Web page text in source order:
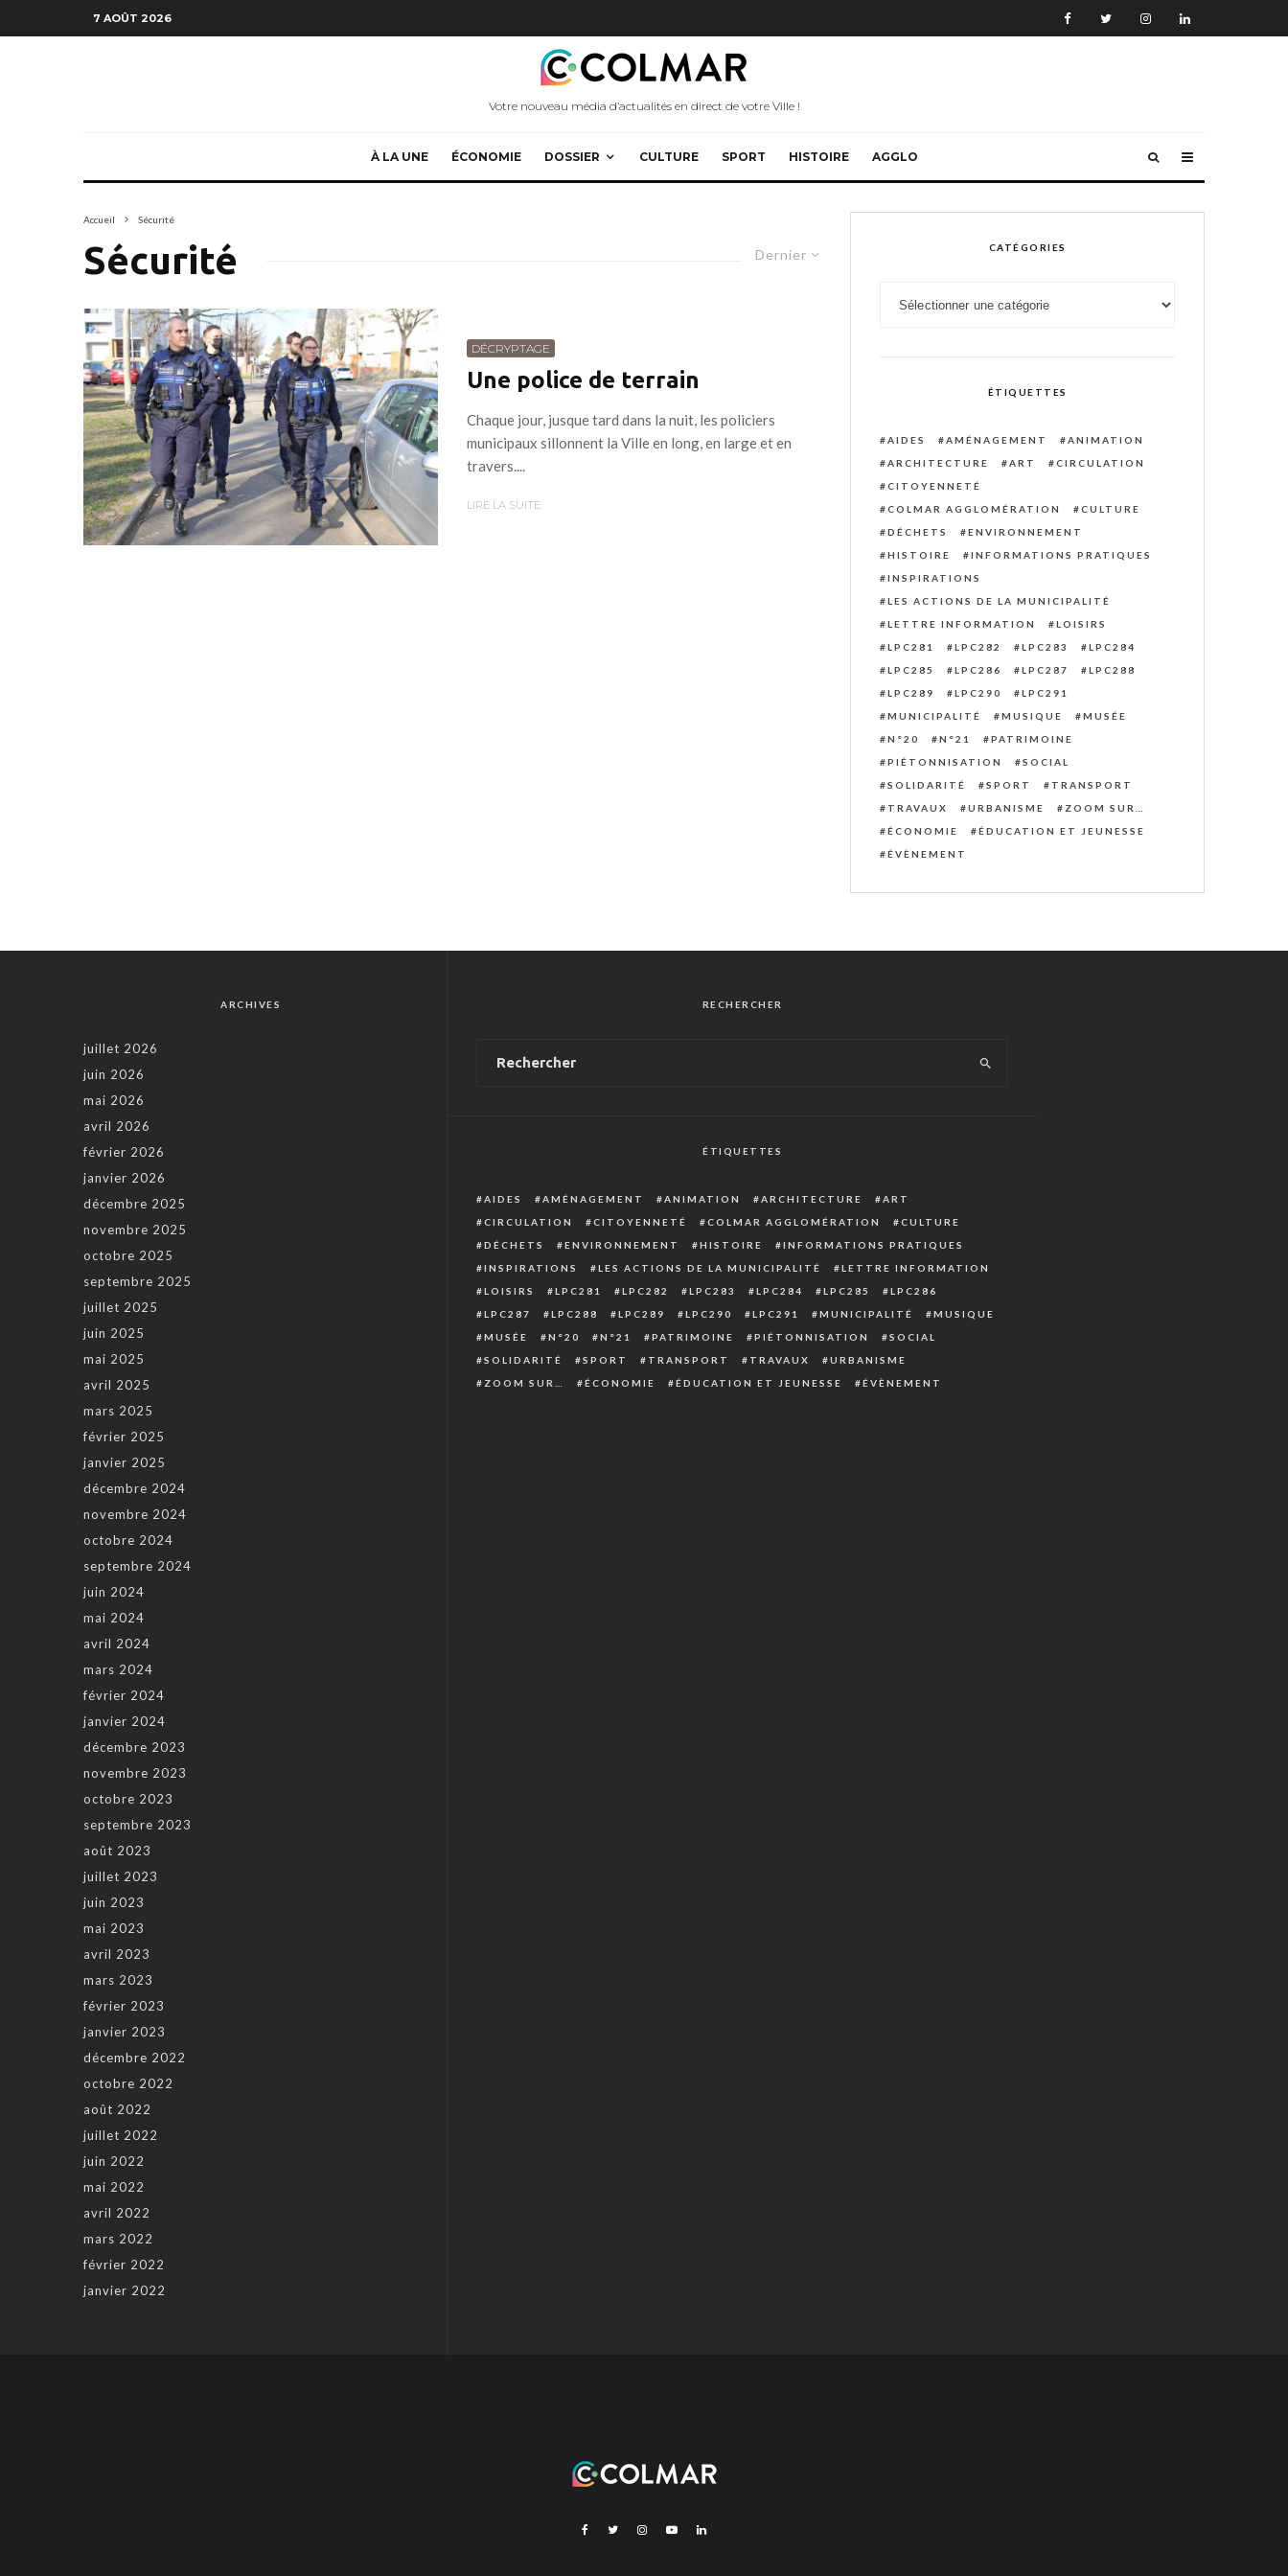
7 AOÛT 2026
Votre nouveau média d’actualités en direct de votre Ville !
À LA UNE ÉCONOMIE DOSSIER CULTURE SPORT HISTOIRE AGGLO
Accueil Sécurité
Dernier
Sécurité
DÉCRYPTAGE
Une police de terrain
Chaque jour, jusque tard dans la nuit, les policiers
municipaux sillonnent la Ville en long, en large et en
travers....
LIRE LA SUITE
CATÉGORIES
ÉTIQUETTES
AIDES AMÉNAGEMENT
ANIMATION
ARCHITECTURE
ART
CIRCULATION
CITOYENNETÉ
COLMAR AGGLOMÉRATION
CULTURE
DÉCHETS
ENVIRONNEMENT
HISTOIRE
INFORMATIONS PRATIQUES
INSPIRATIONS
LES ACTIONS DE LA MUNICIPALITÉ
LETTRE INFORMATION
LOISIRS
LPC281
LPC282 LPC283
LPC284
LPC285
LPC286 LPC287
LPC288
LPC289
LPC290
LPC291
MUNICIPALITÉ
MUSIQUE
MUSÉE
N°20
N°21
PATRIMOINE
PIÉTONNISATION
SOCIAL
SOLIDARITÉ
SPORT
TRANSPORT
TRAVAUX
URBANISME
ZOOM SUR…
ÉCONOMIE
ÉDUCATION ET JEUNESSE
ÉVÈNEMENT
ARCHIVES
juillet 2026
juin 2026
mai 2026
avril 2026
février 2026
janvier 2026
décembre 2025
novembre 2025
octobre 2025
septembre 2025
juillet 2025
juin 2025
mai 2025
avril 2025
mars 2025
février 2025
janvier 2025
décembre 2024
novembre 2024
octobre 2024
septembre 2024
juin 2024
mai 2024
avril 2024
mars 2024
février 2024
janvier 2024
décembre 2023
novembre 2023
octobre 2023
septembre 2023
août 2023
juillet 2023
juin 2023
mai 2023
avril 2023
mars 2023
février 2023
janvier 2023
décembre 2022
octobre 2022
août 2022
juillet 2022
juin 2022
mai 2022
avril 2022
mars 2022
février 2022
janvier 2022
RECHERCHER
ÉTIQUETTES
AIDES AMÉNAGEMENT ANIMATION ARCHITECTURE
ART
CIRCULATION
CITOYENNETÉ COLMAR AGGLOMÉRATION
CULTURE
DÉCHETS
ENVIRONNEMENT HISTOIRE
INFORMATIONS PRATIQUES
INSPIRATIONS
LES ACTIONS DE LA MUNICIPALITÉ
LETTRE INFORMATION
LOISIRS
LPC281 LPC282 LPC283 LPC284 LPC285
LPC286
LPC287
LPC288 LPC289 LPC290 LPC291 MUNICIPALITÉ
MUSIQUE
MUSÉE
N°20 N°21 PATRIMOINE PIÉTONNISATION
SOCIAL
SOLIDARITÉ
SPORT TRANSPORT TRAVAUX
URBANISME
ZOOM SUR…
ÉCONOMIE ÉDUCATION ET JEUNESSE ÉVÈNEMENT